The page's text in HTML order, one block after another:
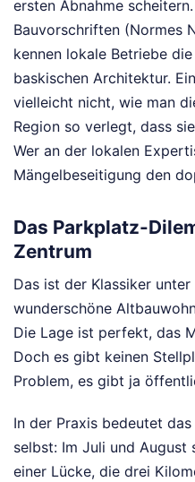
ersten Abnahme
Bauvorschriften (Normes
kennen lokale Betriebe
baskischen Architektur.
vielleicht nicht, wie man
Region so verlegt, dass
Wer an der lokalen
Mängelbeseitigung den
Das Parkplatz-
Zentrum
Das ist der Klassiker
wunderschöne
Die Lage ist perfekt, das
Doch es gibt keinen
Problem, es gibt ja
In der Praxis bedeutet
selbst: Im Juli und August
einer Lücke, die drei